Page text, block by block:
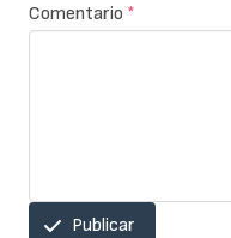
Comentario *
Publicar